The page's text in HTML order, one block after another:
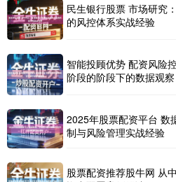
基金指数 7242.10
民生银行股票 市场研究
的风控体系实战经验
智能投顾优势 配资风险
阶段的阶段下的数据观察
2025年股票配资平台 数
制与风险管理实战经验
股票配资推荐股牛网 从